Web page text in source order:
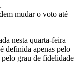
nesta quarta-feira
definida apenas pelo
grau de fidelidade